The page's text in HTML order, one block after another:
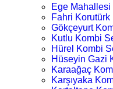
Ege
Fahri
Gökçeyurt
Kutlu Kombi
Hürel Kombi
Hüseyin Gazi
Karaağaç
Karşıyaka